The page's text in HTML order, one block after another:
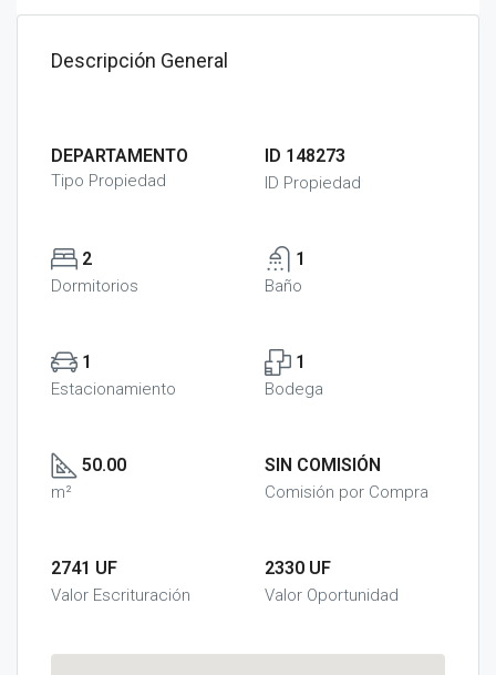
Descripción General
DEPARTAMENTO
Tipo Propiedad
ID 148273
ID Propiedad
2
Dormitorios
1
Baño
1
Estacionamiento
1
Bodega
50.00
m²
SIN COMISIÓN
Comisión por Compra
2741 UF
Valor Escrituración
2330 UF
Valor Oportunidad